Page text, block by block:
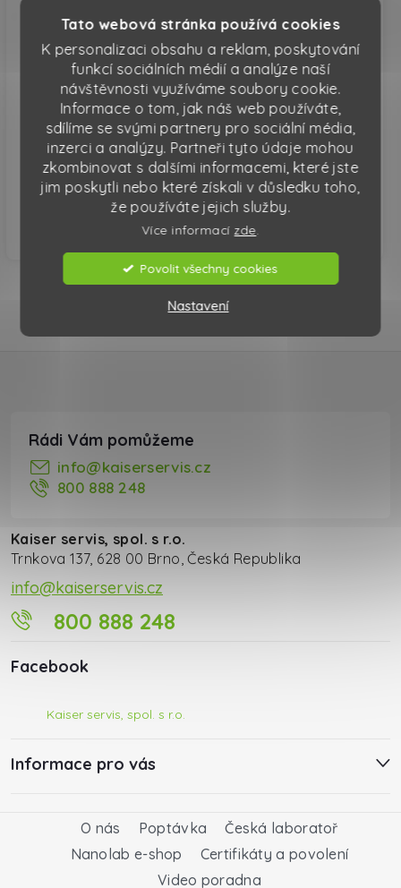
Tato webová stránka používá cookies
K personalizaci obsahu a reklam, poskytování
funkcí sociálních médií a analýze naší
návštěvnosti využíváme soubory cookie.
Informace o tom, jak náš web používáte,
sdílíme se svými partnery pro sociální média,
inzerci a analýzy. Partneři tyto údaje mohou
zkombinovat s dalšími informacemi, které jste
jim poskytli nebo které získali v důsledku toho,
že používáte jejich služby.
Více informací zde
Povolit všechny cookies
Nastavení
Popelnice na
plast 1100 L
Plastový kontejner o
objemu 1100 l ve
žluté barvě se
používá pro třídění
odpadu,...
Popelnice na
sklo 1100 L
zelená
Plastový kontejner o
objemu 1100 l v
zelené barvě se
používá pro třídění
odpadu,...
Ovládací prvky výpisu
info@kaiserservis.cz
800 888 248
Kaiser servis, spol. s r.o.
Trnkova 137, 628 00 Brno, Česká Republika
info@kaiserservis.cz
800 888 248
Facebook
Kaiser servis, spol. s r.o.
Informace pro vás
O nás Poptávka
Česká laboratoř
Nanolab e-shop
Certifikáty a povolení
Video poradna